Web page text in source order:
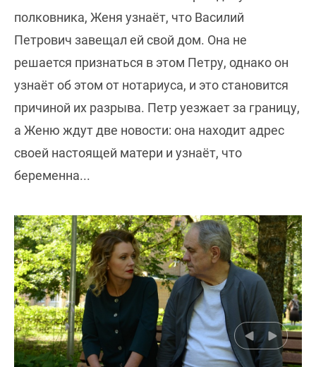
полковника, Женя узнаёт, что Василий
Петрович завещал ей свой дом. Она не
решается признаться в этом Петру, однако он
узнаёт об этом от нотариуса, и это становится
причиной их разрыва. Петр уезжает за границу,
а Женю ждут две новости: она находит адрес
своей настоящей матери и узнаёт, что
беременна...